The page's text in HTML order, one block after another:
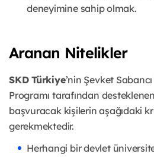
deneyimine sahip olmak.
Aranan Nitelikler
SKD Türkiye’nin Şevket
Programı tarafından
başvuracak kişilerin aşağıdaki
gerekmektedir.
Herhangi bir devlet